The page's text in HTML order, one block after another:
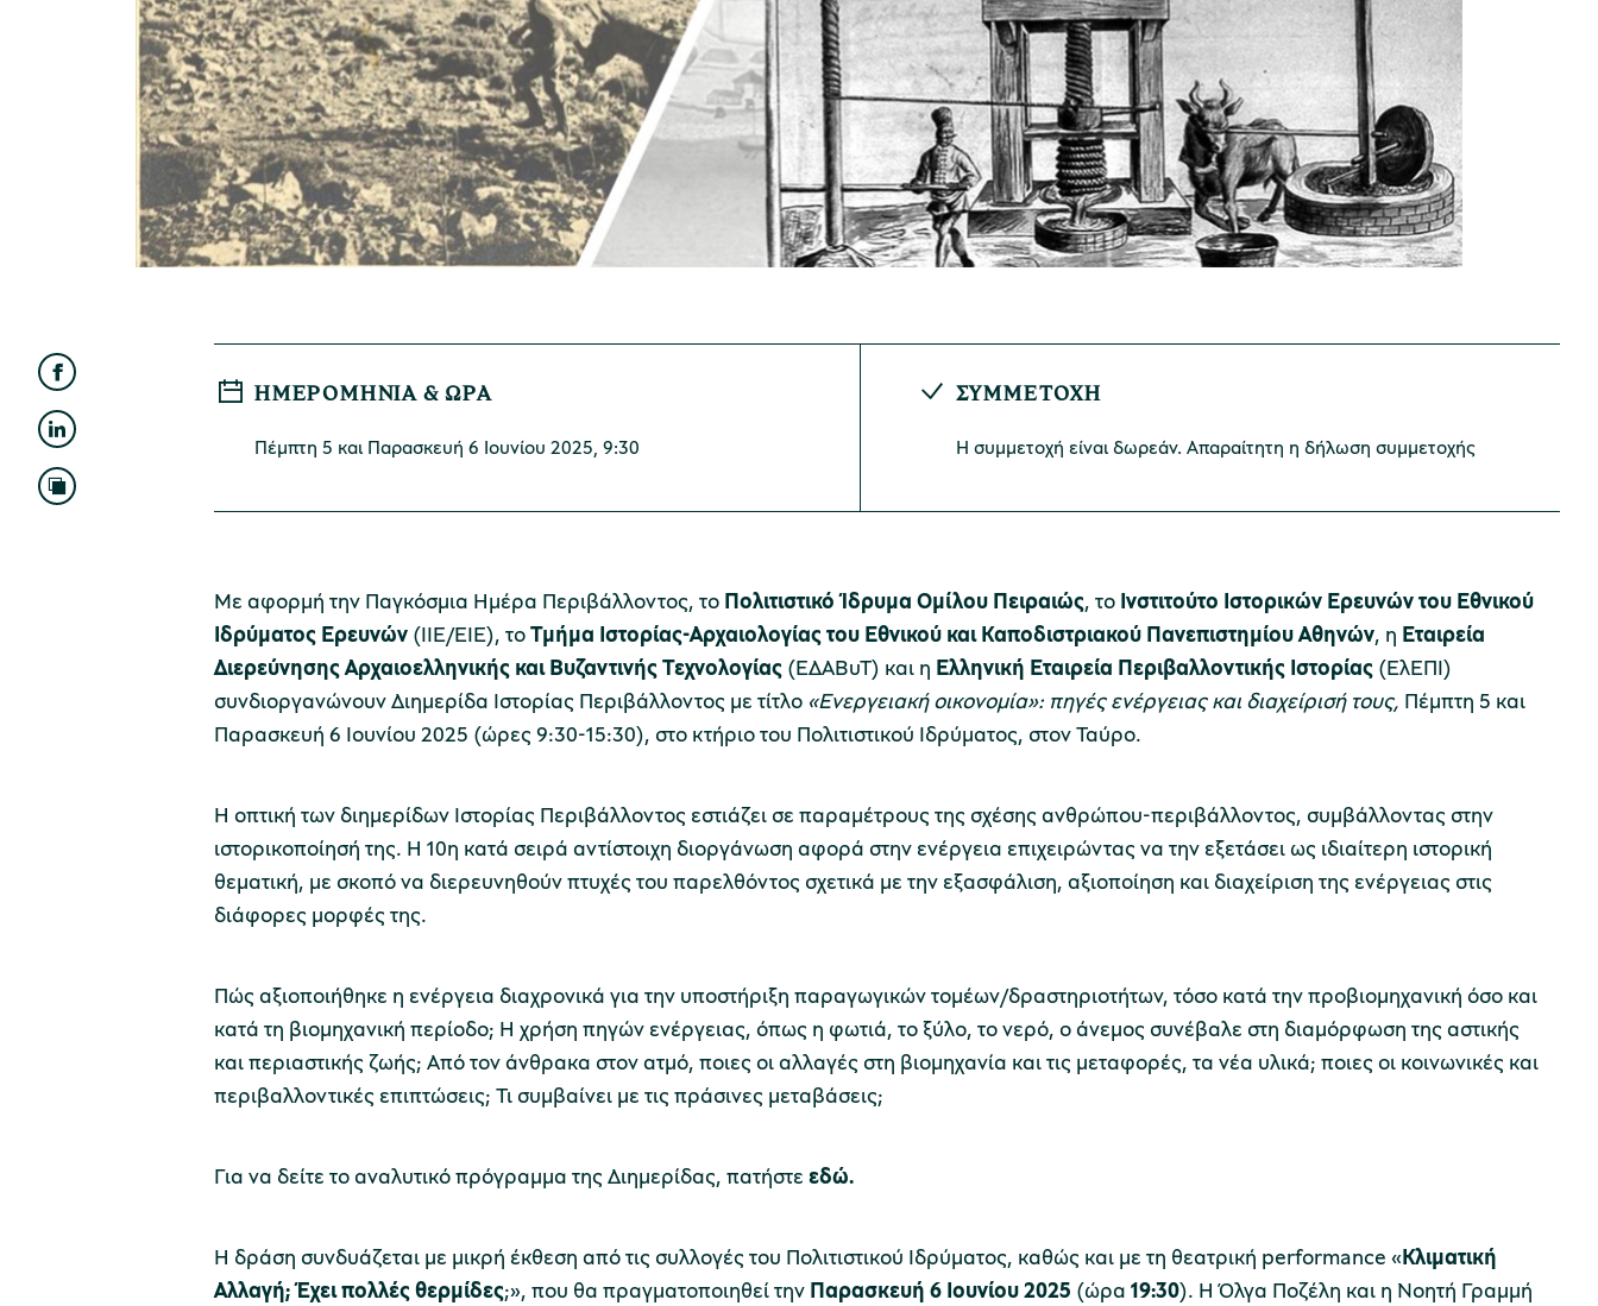
ΗΜΕΡΟΜΗΝΊΑ & ΏΡΑ
Πέμπτη 5 και Παρασκευή 6 Ιουνίου 2025, 9:30
ΣΥΜΜΕΤΟΧΗ
Η συμμετοχή είναι δωρεάν. Απαραίτητη η δήλωση συμμετοχής
Με αφορμή την Παγκόσμια Ημέρα Περιβάλλοντος, το Πολιτιστικό Ίδρυμα Ομίλου Πειραιώς, το Ινστιτούτο Ιστορικών Ερευνών του Εθνικού
Ιδρύματος Ερευνών (ΙΙΕ/ΕΙΕ), τοΤμήμα Ιστορίας-Αρχαιολογίας του Εθνικού και Καποδιστριακού Πανεπιστημίου Αθηνών, η Εταιρεία
Διερεύνησης Αρχαιοελληνικής και Βυζαντινής Τεχνολογίας (ΕΔΑΒυΤ) και η Ελληνική Εταιρεία Περιβαλλοντικής Ιστορίας (ΕλΕΠΙ)
συνδιοργανώνουν Διημερίδα Ιστορίας Περιβάλλοντος με τίτλο «Ενεργειακή οικονομία»: πηγές ενέργειας και διαχείρισή τους, Πέμπτη 5 και
Παρασκευή 6 Ιουνίου 2025 (ώρες 9:30-15:30), στο κτήριο του Πολιτιστικού Ιδρύματος, στον Ταύρο.
Η οπτική των διημερίδων Ιστορίας Περιβάλλοντος εστιάζει σε παραμέτρους της σχέσης ανθρώπου-περιβάλλοντος, συμβάλλοντας στην
ιστορικοποίησή της. Η 10η κατά σειρά αντίστοιχη διοργάνωση αφορά στην ενέργεια επιχειρώντας να την εξετάσει ως ιδιαίτερη ιστορική
θεματική, με σκοπό να διερευνηθούν πτυχές του παρελθόντος σχετικά με την εξασφάλιση, αξιοποίηση και διαχείριση της ενέργειας στις
διάφορες μορφές της.
Πώς αξιοποιήθηκε η ενέργεια διαχρονικά για την υποστήριξη παραγωγικών τομέων/δραστηριοτήτων, τόσο κατά την προβιομηχανική όσο και
κατά τη βιομηχανική περίοδο; Η χρήση πηγών ενέργειας, όπως η φωτιά, το ξύλο, το νερό, ο άνεμος συνέβαλε στη διαμόρφωση της αστικής
και περιαστικής ζωής; Από τον άνθρακα στον ατμό, ποιες οι αλλαγές στη βιομηχανία και τις μεταφορές, τα νέα υλικά; ποιες οι κοινωνικές και
περιβαλλοντικές επιπτώσεις; Τι συμβαίνει με τις πράσινες μεταβάσεις;
Για να δείτε το αναλυτικό πρόγραμμα της Διημερίδας, πατήστε εδώ.
Η δράση συνδυάζεται με μικρή έκθεση από τις συλλογές του Πολιτιστικού Ιδρύματος, καθώς και με τη θεατρική performance «Κλιματική
Αλλαγή; Έχει πολλές θερμίδες;», που θα πραγματοποιηθεί την Παρασκευή 6 Ιουνίου2025 (ώρα 19:30). Η Όλγα Ποζέλη και η Νοητή Γραμμή